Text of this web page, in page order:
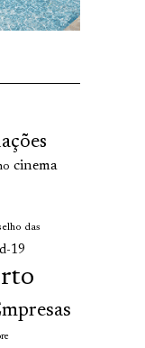
cinema
das
19